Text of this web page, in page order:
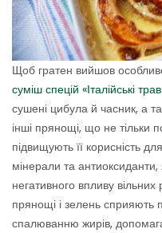
Щоб гратен вийшов
суміш спецій «Італійські
сушені цибула й часник, а
інші прянощі, що не тільки
підвищують її корисність
мінерали та
негативного впливу вільних
прянощі і зелень сприяють
спалюванню жирів,